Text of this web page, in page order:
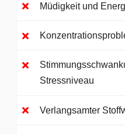
Müdigkeit und
Stressniveau
Verlangsamter